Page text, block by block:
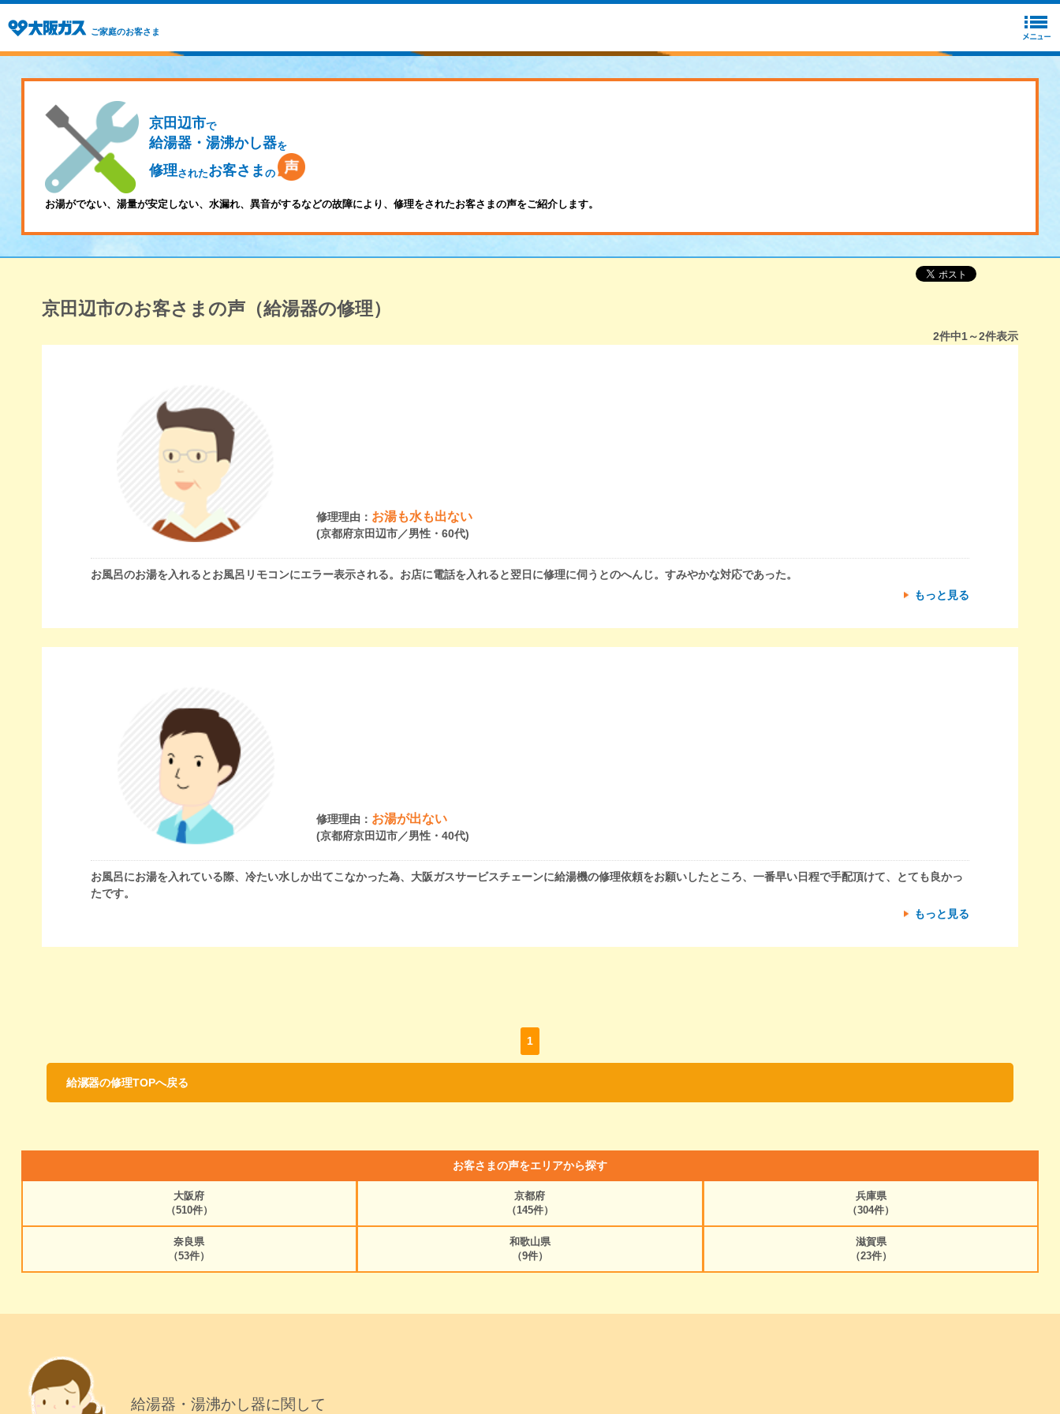
ご家庭のお客さま
京田辺市で
給湯器・湯沸かし器を
修理されたお客さま の
お湯がでない、湯量が安定しない、水漏れ、異音がするなどの故障により、修理をされたお客さまの声をご紹介します。
京田辺市のお客さまの声（給湯器の修理）
2件中1～2件表示
修理理由： お湯も水も出ない
(京都府京田辺市／男性・60代)
お風呂のお湯を入れるとお風呂リモコンにエラー表示される。お店に電話を入れると翌日に修理に伺うとのへんじ。すみやかな対応であった。
もっと見る
修理理由： お湯が出ない
(京都府京田辺市／男性・40代)
お風呂にお湯を入れている際、冷たい水しか出てこなかった為、大阪ガスサービスチェーンに給湯機の修理依頼をお願いしたところ、一番早い日程で手配頂けて、とても良かっ
たです。
もっと見る
1
給湯器の修理TOPへ戻る
お客さまの声をエリアから探す
大阪府
（510件）
京都府
（145件）
兵庫県
（304件）
奈良県
（53件）
和歌山県
（9件）
滋賀県
（23件）
給湯器・湯沸かし器に関して